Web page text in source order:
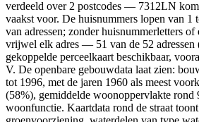
verdeeld over 2 postcodes — 7312LN
vaakst voor. De huisnummers lopen van 1
van adressen; zonder huisnummerletters
vrijwel elk adres — 51 van de 52
gekoppelde perceelkaart beschikbaar,
V. De openbare gebouwdata laat zien:
tot 1996, met de jaren 1960 als meest
(58%), gemiddelde woonoppervlakte rond
woonfunctie. Kaartdata rond de straat